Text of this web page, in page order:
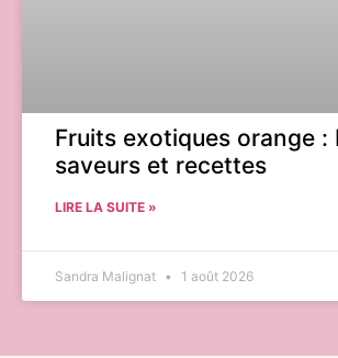
Fruits exotiques orange :
saveurs et recettes
LIRE LA SUITE »
Sandra Malignat 1 août 2026